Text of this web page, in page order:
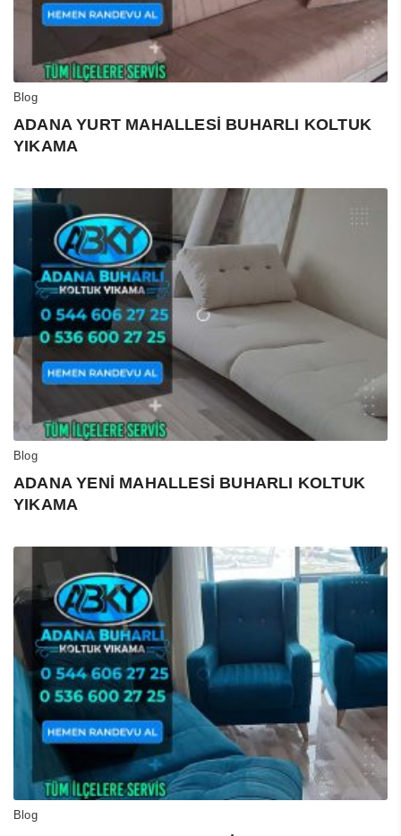
Blog
ADANA YURT MAHALLESİ BUHARLI KOLTUK
YIKAMA
Blog
ADANA YENİ MAHALLESİ BUHARLI KOLTUK
YIKAMA
Blog